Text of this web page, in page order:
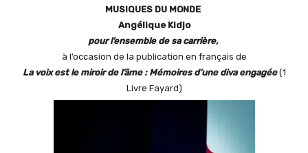
MUSIQUES DU MONDE
Angélique Kidjo
pour l’ensemble de sa carrière,
à l’occasion de la publication en français de
La voix est le miroir de l’âme : Mémoires d’une diva engagée(1
Livre Fayard)